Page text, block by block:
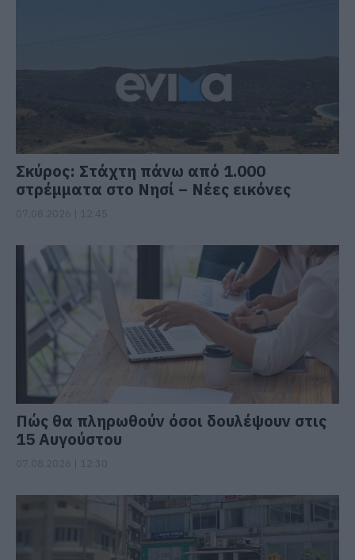
Σκύρος: Στάχτη πάνω από 1.000
στρέμματα στο Νησί – Νέες εικόνες
Πώς θα πληρωθούν όσοι δουλέψουν στις
15 Αυγούστου